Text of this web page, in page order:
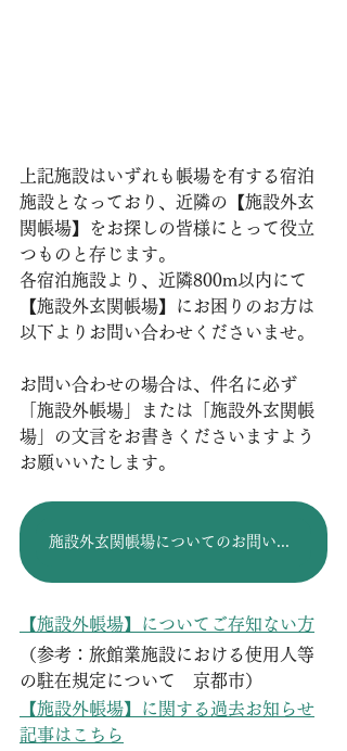
上記施設はいずれも帳場を有する宿泊
施設となっており、近隣の【施設外玄
関帳場】をお探しの皆様にとって役立
つものと存じます。
各宿泊施設より、近隣800m以内にて
【施設外玄関帳場】にお困りのお方は
以下よりお問い合わせくださいませ。
お問い合わせの場合は、件名に必ず
「施設外帳場」または「施設外玄関帳
場」の文言をお書きくださいますよう
お願いいたします。
【施設外帳場】についてご存知ない方
（参考：旅館業施設における使用人等
の駐在規定について　京都市）
【施設外帳場】に関する過去お知らせ
記事はこちら